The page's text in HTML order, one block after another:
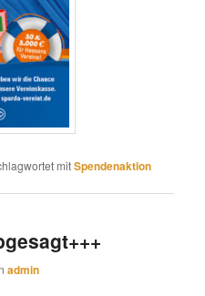
mitSpendenaktion
admin